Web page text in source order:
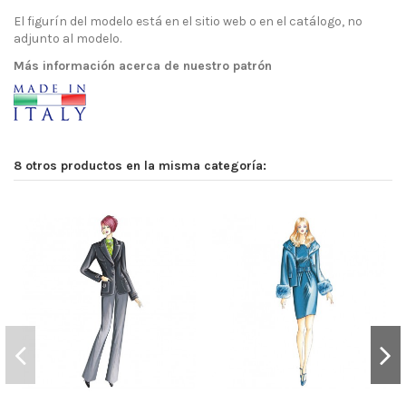
El figurín del modelo está en el sitio web o en el catálogo, no
adjunto al modelo.
Más información acerca de nuestro patrón
8 otros productos en la misma categoría: